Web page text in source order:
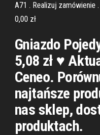
A71 . Realizuj zamówienie
0,00 zł
Gniazdo
5,08 zł ♥
Ceneo.
najtańsze
nas sklep,
produktach.